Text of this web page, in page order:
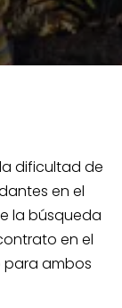
dificultad de
en el
la búsqueda
en el
para ambos